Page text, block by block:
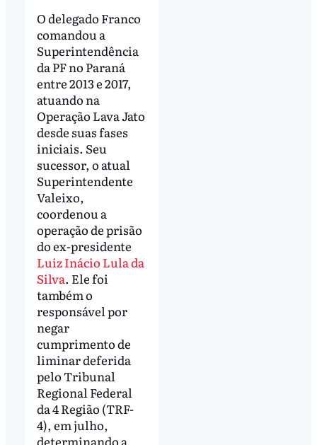
O delegado Franco
comandou a
Superintendência
da PF no Paraná
entre 2013 e 2017,
atuando na
Operação Lava Jato
desde suas fases
iniciais. Seu
sucessor, o atual
Superintendente
Valeixo,
coordenou a
operação de prisão
do ex-presidente
Luiz Inácio Lula da
Silva. Ele foi
também o
responsável por
negar
cumprimento de
liminar deferida
pelo Tribunal
Regional Federal
da 4 Região (TRF-
4), em julho,
determinando a